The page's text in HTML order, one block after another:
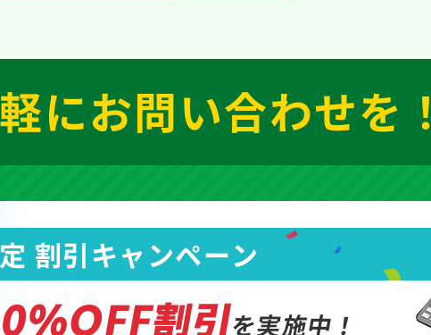
にお問い合わせを！
割引キャンペーン
割引を実施中！